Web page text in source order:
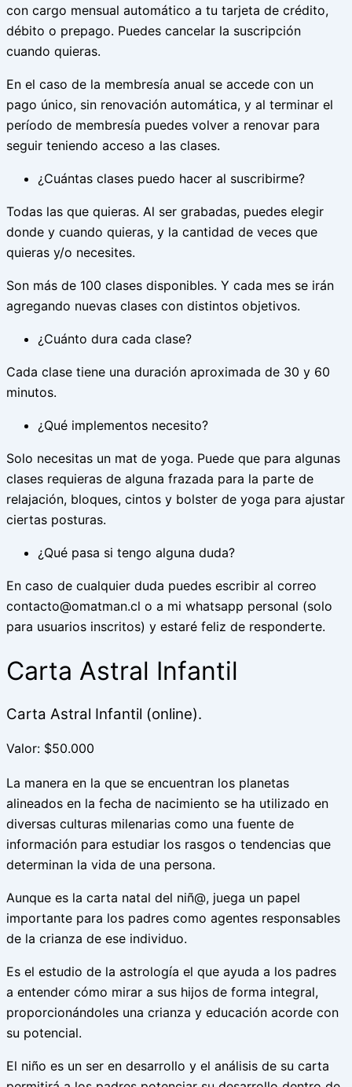
con cargo mensual automático a tu tarjeta de crédito,
débito o prepago. Puedes cancelar la suscripción
cuando quieras.
En el caso de la membresía anual se accede con un
pago único, sin renovación automática, y al terminar el
período de membresía puedes volver a renovar para
seguir teniendo acceso a las clases.
¿Cuántas clases puedo hacer al suscribirme?
Todas las que quieras. Al ser grabadas, puedes elegir
donde y cuando quieras, y la cantidad de veces que
quieras y/o necesites.
Son más de 100 clases disponibles. Y cada mes se irán
agregando nuevas clases con distintos objetivos.
¿Cuánto dura cada clase?
Cada clase tiene una duración aproximada de 30 y 60
minutos.
¿Qué implementos necesito?
Solo necesitas un mat de yoga. Puede que para algunas
clases requieras de alguna frazada para la parte de
relajación, bloques, cintos y bolster de yoga para ajustar
ciertas posturas.
¿Qué pasa si tengo alguna duda?
En caso de cualquier duda puedes escribir al correo
contacto@omatman.cl o a mi whatsapp personal (solo
para usuarios inscritos) y estaré feliz de responderte.
Carta Astral Infantil
Carta Astral Infantil (online).
Valor: $50.000
La manera en la que se encuentran los planetas
alineados en la fecha de nacimiento se ha utilizado en
diversas culturas milenarias como una fuente de
información para estudiar los rasgos o tendencias que
determinan la vida de una persona.
Aunque es la carta natal del niñ@, juega un papel
importante para los padres como agentes responsables
de la crianza de ese individuo.
Es el estudio de la astrología el que ayuda a los padres
a entender cómo mirar a sus hijos de forma integral,
proporcionándoles una crianza y educación acorde con
su potencial.
El niño es un ser en desarrollo y el análisis de su carta